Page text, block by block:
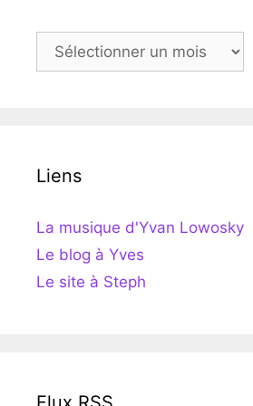
Archives
Liens
La musique d'Yvan Lowosky
Le blog à Yves
Le site à Steph